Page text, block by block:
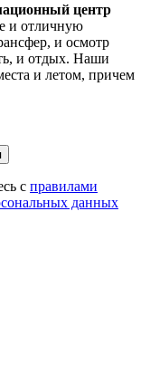
центр
и отличную
и осмотр
и отдых. Наши
и летом, причем
с правилами
данных